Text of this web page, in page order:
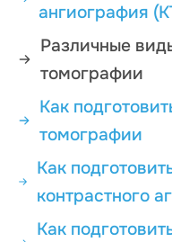
ангиография
Различные
томографии
Как
томографии
Как
контрастного
Как